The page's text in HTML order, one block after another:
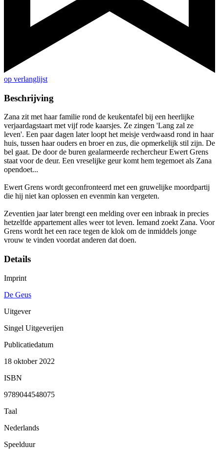
op verlanglijst
Beschrijving
Zana zit met haar familie rond de keukentafel bij een heerlijke
verjaardagstaart met vijf rode kaarsjes. Ze zingen 'Lang zal ze
leven'. Een paar dagen later loopt het meisje verdwaasd rond in haar
huis, tussen haar ouders en broer en zus, die opmerkelijk stil zijn. De
bel gaat. De door de buren gealarmeerde rechercheur Ewert Grens
staat voor de deur. Een vreselijke geur komt hem tegemoet als Zana
opendoet...
Ewert Grens wordt geconfronteerd met een gruwelijke moordpartij
die hij niet kan oplossen en evenmin kan vergeten.
Zeventien jaar later brengt een melding over een inbraak in precies
hetzelfde appartement alles weer tot leven. Iemand zoekt Zana. Voor
Grens wordt het een race tegen de klok om de inmiddels jonge
vrouw te vinden voordat anderen dat doen.
Details
Imprint
De Geus
Uitgever
Singel Uitgeverijen
Publicatiedatum
18 oktober 2022
ISBN
9789044548075
Taal
Nederlands
Speelduur